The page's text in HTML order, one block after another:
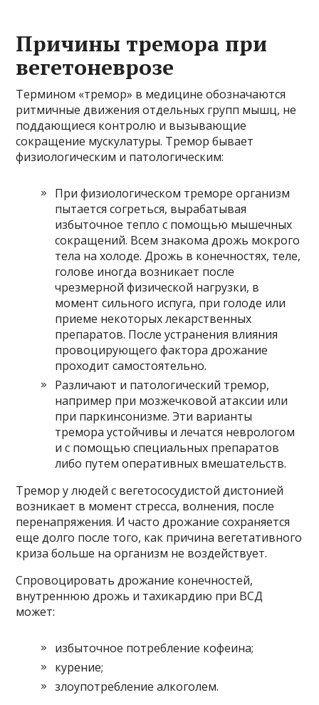
Причины тремора при
вегетоневрозе
Термином «тремор» в медицине обозначаются
ритмичные движения отдельных групп мышц, не
поддающиеся контролю и вызывающие
сокращение мускулатуры. Тремор бывает
физиологическим и патологическим:
При физиологическом треморе организм
пытается согреться, вырабатывая
избыточное тепло с помощью мышечных
сокращений. Всем знакома дрожь мокрого
тела на холоде. Дрожь в конечностях, теле,
голове иногда возникает после
чрезмерной физической нагрузки, в
момент сильного испуга, при голоде или
приеме некоторых лекарственных
препаратов. После устранения влияния
провоцирующего фактора дрожание
проходит самостоятельно.
Различают и патологический тремор,
например при мозжечковой атаксии или
при паркинсонизме. Эти варианты
тремора устойчивы и лечатся неврологом
и с помощью специальных препаратов
либо путем оперативных вмешательств.
Тремор у людей с вегетососудистой дистонией
возникает в момент стресса, волнения, после
перенапряжения. И часто дрожание сохраняется
еще долго после того, как причина вегетативного
криза больше на организм не воздействует.
Спровоцировать дрожание конечностей,
внутреннюю дрожь и тахикардию при ВСД
может:
избыточное потребление кофеина;
курение;
злоупотребление алкоголем.